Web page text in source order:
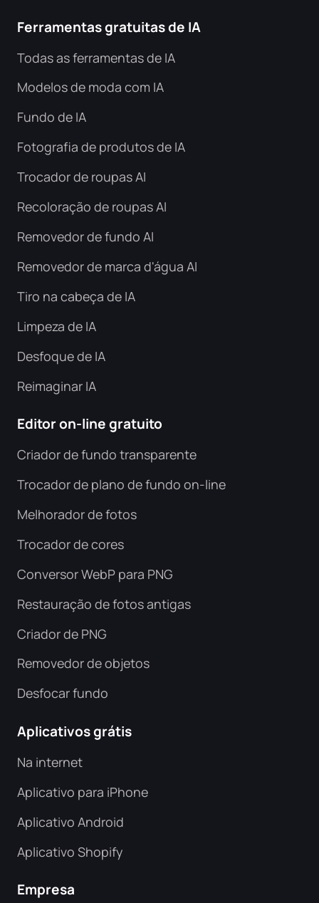
Ferramentas gratuitas de IA
Todas as ferramentas de IA
Modelos de moda com IA
Fundo de IA
Fotografia de produtos de IA
Trocador de roupas AI
Recoloração de roupas AI
Removedor de fundo AI
Removedor de marca d'água AI
Tiro na cabeça de IA
Limpeza de IA
Desfoque de IA
Reimaginar IA
Editor on-line gratuito
Criador de fundo transparente
Trocador de plano de fundo on-line
Melhorador de fotos
Trocador de cores
Conversor WebP para PNG
Restauração de fotos antigas
Criador de PNG
Removedor de objetos
Desfocar fundo
Aplicativos grátis
Na internet
Aplicativo para iPhone
Aplicativo Android
Aplicativo Shopify
Empresa